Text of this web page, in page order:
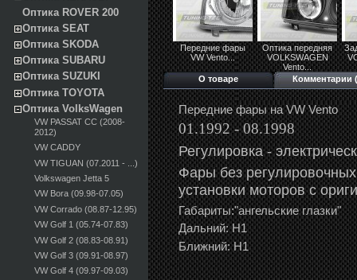
Оптика ROVER 200
Оптика SEAT
Оптика SKODA
Оптика SUBARU
Оптика SUZUKI
Оптика TOYOTA
Оптика VolksWagen
VW PASSAT CC (2008-
2012)
VW CADDY
VW TIGUAN (07.2011 - ...)
Volkswagen Jetta 5
VW Bora (09.98-07.05)
VW Corrado (08.87-12.95)
VW Golf 1 (05.74-07.83)
VW Golf 2 (08.83-08.91)
VW Golf 3 (09.91-08.97)
VW Golf 4 (09.97-09.03)
Передние фары
VW Vento...
Оптика передняя
VOLKSWAGEN
Vento...
О товаре Комментарии
Передние фары на VW Vento
01.1992 - 08.1998
Регулировка -э
Фары без
установки моторов с
Габариты:"ангельские глазки"
Дальний: Н1
Ближний: Н1